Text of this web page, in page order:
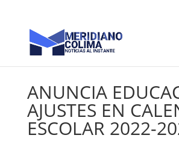
ANUNCIA
AJUSTES EN
ESCOLAR 2022-